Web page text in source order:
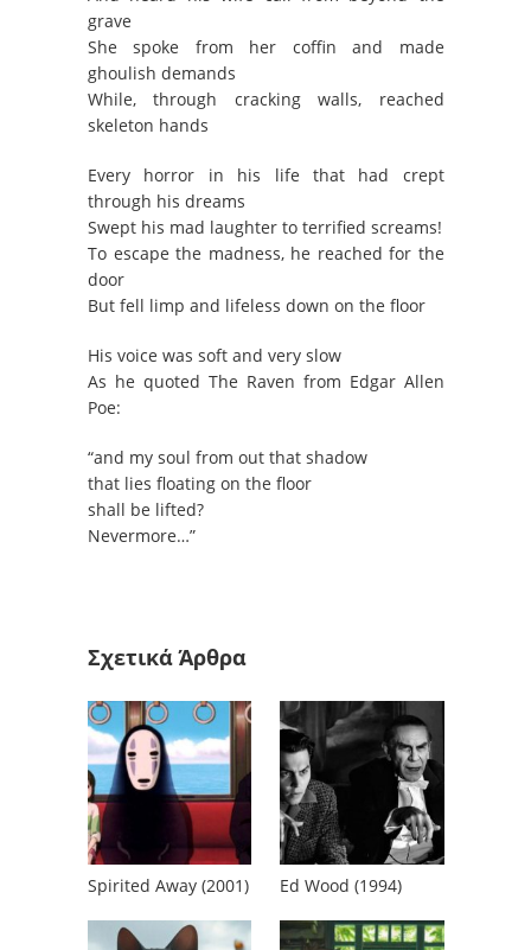
grave
She spoke from her coffin and made
ghoulish demands
While, through cracking walls, reached
skeleton hands
Every horror in his life that had crept
through his dreams
Swept his mad laughter to terrified screams!
To escape the madness, he reached for the
door
But fell limp and lifeless down on the floor
His voice was soft and very slow
As he quoted The Raven from Edgar Allen
Poe:
“and my soul from out that shadow
that lies floating on the floor
shall be lifted?
Nevermore…”
Σχετικά Άρθρα
Spirited Away (2001) Ed Wood (1994)